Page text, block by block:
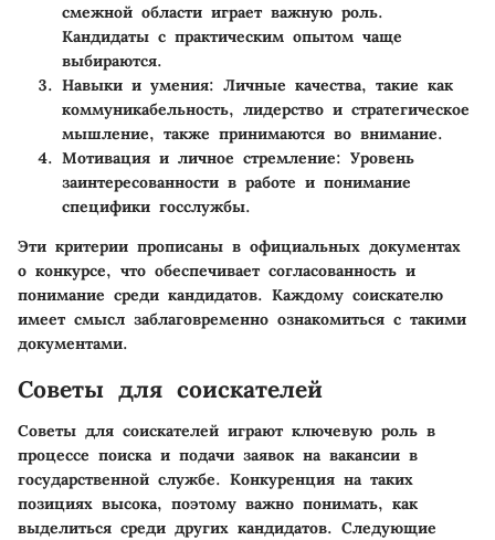
смежной области играет важную роль.
Кандидаты с практическим опытом чаще
выбираются.
Навыки и умения: Личные качества, такие как
коммуникабельность, лидерство и стратегическое
мышление, также принимаются во внимание.
Мотивация и личное стремление: Уровень
заинтересованности в работе и понимание
специфики госслужбы.
Эти критерии прописаны в официальных документах
о конкурсе, что обеспечивает согласованность и
понимание среди кандидатов. Каждому соискателю
имеет смысл заблаговременно ознакомиться с такими
документами.
Советы для соискателей
Советы для соискателей играют ключевую роль в
процессе поиска и подачи заявок на вакансии в
государственной службе. Конкуренция на таких
позициях высока, поэтому важно понимать, как
выделиться среди других кандидатов. Следующие